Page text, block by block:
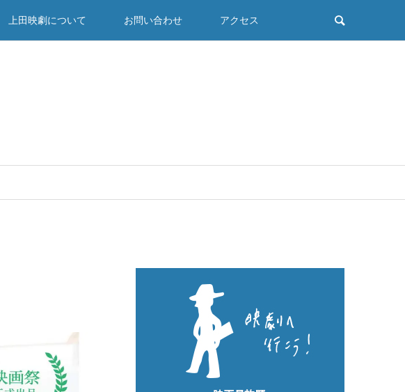
上田映劇について お問い合わせ アクセス